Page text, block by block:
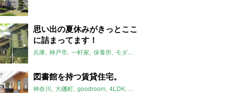
思い出の夏休みがきっとここ
に詰まってます！
兵庫 神戸市 一軒家 保養所 モダン
図書館を持つ賃貸住宅。
神奈川 大磯町 goodroom 4LDK リノベーション